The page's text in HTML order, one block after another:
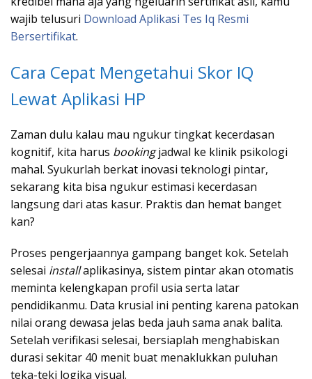
wajib telusuri Download Aplikasi Tes Iq Resmi
Bersertifikat.
Cara Cepat Mengetahui Skor IQ
Lewat Aplikasi HP
Zaman dulu kalau mau ngukur tingkat kecerdasan
kognitif, kita harus bookingjadwal ke klinik psikologi
mahal. Syukurlah berkat inovasi teknologi pintar,
sekarang kita bisa ngukur estimasi kecerdasan
langsung dari atas kasur. Praktis dan hemat banget
kan?
Proses pengerjaannya gampang banget kok. Setelah
selesai installaplikasinya, sistem pintar akan otomatis
meminta kelengkapan profil usia serta latar
pendidikanmu. Data krusial ini penting karena patokan
nilai orang dewasa jelas beda jauh sama anak balita.
Setelah verifikasi selesai, bersiaplah menghabiskan
durasi sekitar 40 menit buat menaklukkan puluhan
teka-teki logika visual.